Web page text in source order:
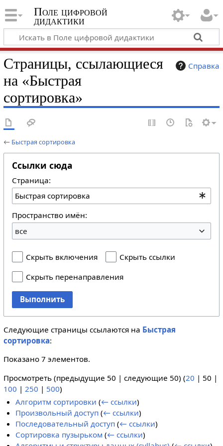
Поле цифровой
дидактики
Справка
Страницы, ссылающиеся
на «Быстрая
сортировка»
← Быстрая сортировка
Ссылки сюда
Страница:
Пространство имён:
все
Скрыть включения
Скрыть ссылки
Скрыть перенаправления
Выполнить
Следующие страницы ссылаются на Быстрая
сортировка:
Показано 7 элементов.
Просмотреть (предыдущие 50 | следующие 50) (20 | 50 |
100 | 250 | 500)
Алгоритм сортировки (← ссылки)
Произвольный доступ (← ссылки)
Последовательный доступ (← ссылки)
Сортировка пузырьком (← ссылки)